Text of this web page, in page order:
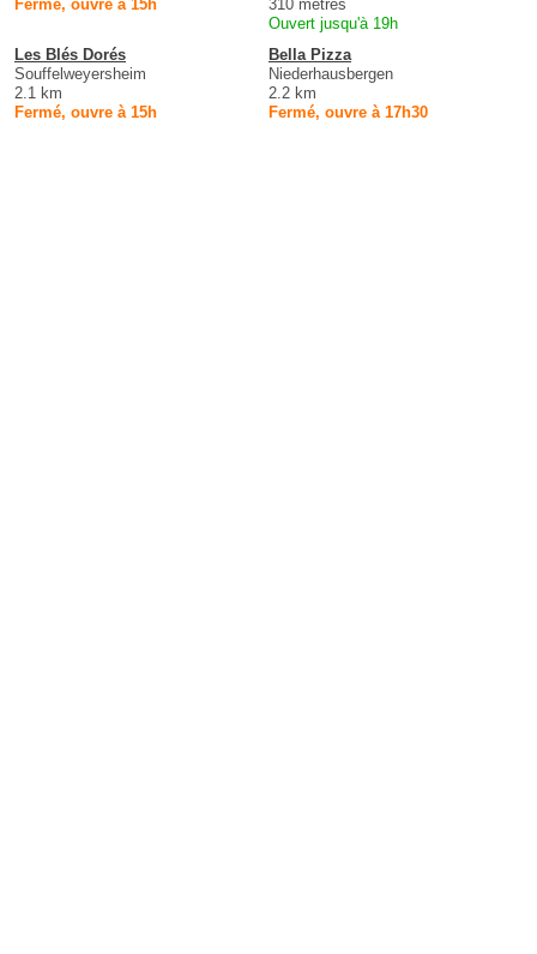
Fermé, ouvre à 15h
310 mètres
Ouvert jusqu'à 19h
Les Blés Dorés
Souffelweyersheim
2.1 km
Fermé, ouvre à 15h
Bella Pizza
Niederhausbergen
2.2 km
Fermé, ouvre à 17h30